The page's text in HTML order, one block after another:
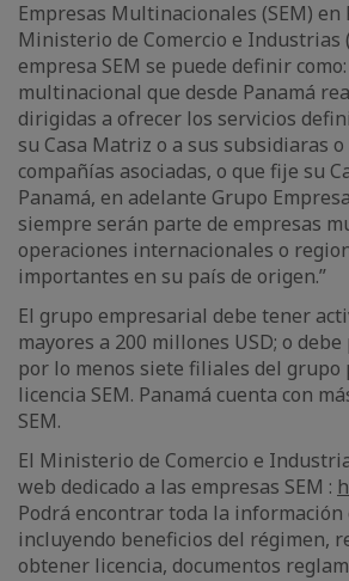
Empresas Multinacionales (SEM) en
Ministerio de Comercio e Industrias
empresa SEM se puede definir
multinacional que desde Panamá
dirigidas a ofrecer los servicios
su Casa Matriz o a sus subsidiaras
compañías asociadas, o que fije su
Panamá, en adelante Grupo
siempre serán parte de empresas
operaciones internacionales o
importantes en su país de origen.”
El grupo empresarial debe tener
mayores a 200 millones USD; o
por lo menos siete filiales del grupo
licencia SEM. Panamá cuenta con
SEM.
El Ministerio de Comercio e
web dedicado a las empresas SEM :
Podrá encontrar toda la información
incluyendo beneficios del régimen,
obtener licencia, documentos